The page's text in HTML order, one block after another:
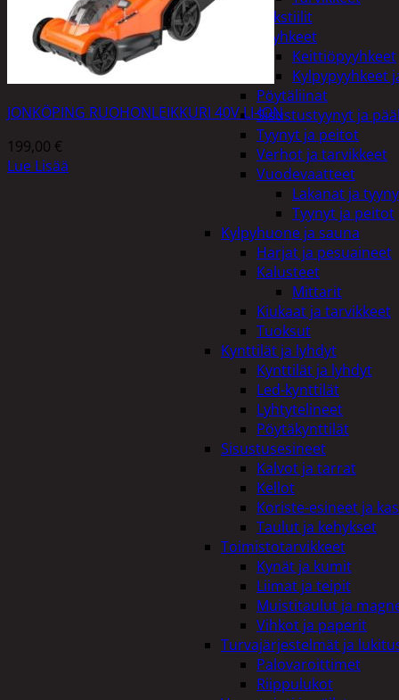
Kodintekstiilit
Pyyhkeet
Keittiöpyyhkeet
Kylpypyyhkeet
Pöytäliinat
Sisustustyynyt ja
Tyynyt ja peitot
Verhot ja tarvikkeet
Vuodevaatteet
Lakanat ja
Tyynyt ja peitot
Kylpyhuone ja sauna
Harjat ja pesuaineet
Kalusteet
Mittarit
Kiukaat ja tarvikkeet
Tuoksut
Kynttilät ja lyhdyt
Kynttilät ja lyhdyt
Led-kynttilät
Lyhtytelineet
Pöytäkynttilät
Sisustusesineet
Kalvot ja tarrat
Kellot
Koriste-esineet ja
Taulut ja kehykset
Toimistotarvikkeet
Kynät ja kumit
Liimat ja teipit
Muistitaulut ja
Vihkot ja paperit
Turvajärjestelmät ja
Palovaroittimet
Riippulukot
JONKÖPING RUOHONLEIKKURI 40V LI-ION
199,00 €
Lue Lisää